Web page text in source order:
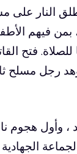
النار على
تجمع ما يقرب من
رجل مسلح
، وأول هجوم